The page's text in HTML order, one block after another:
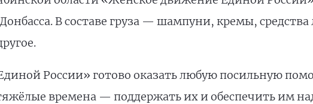
В составе груза — шампуни, кремы,
России» готово оказать любую посильную
времена — поддержать их и обеспечить им